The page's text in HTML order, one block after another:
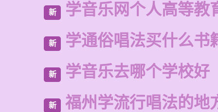
新 学音乐网个人高等教
新 学通俗唱法买什么书
新 学音乐去哪个学校好
新 福州学流行唱法的地